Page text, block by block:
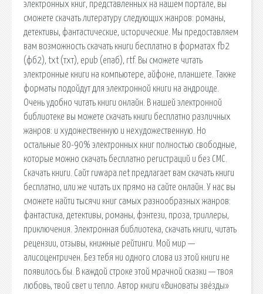
электронных книг, представленных на нашем портале, вы
сможете скачать литературу следующих жанров: романы,
детективы, фантастические, исторические. Мы предоставляем
вам возможность скачать книги бесплатно в форматах fb2
(фб2), txt (тхт), epub (епаб), rtf. Вы сможете читать
электронные книги на компьютере, айфоне, планшете. Также
форматы подойдут для электронной книги на андроиде.
Очень удобно читать книги онлайн. В нашей электронной
библиотеке вы можете скачать книги бесплатно различных
жанров: и художественную и нехудожественную. Но
остальные 80-90% электронных книг полностью свободные,
которые можно скачать бесплатно регистраций и без СМС.
Скачать книги. Сайт ruwapa.net предлагает вам скачать книги
бесплатно, или же читать их прямо на сайте онлайн. У нас вы
сможете найти тысячи книг самых разнообразных жанров:
фантастика, детективы, романы, фэнтези, проза, триллеры,
приключения. Электронная библиотека, скачать книги, читать
рецензии, отзывы, книжные рейтинги. Мой мир —
алисоцентричен. Без тебя ни одного слова из этой книги не
появилось бы. В каждой строке этой мрачной сказки — твоя
любовь, твой свет и тепло. Автор книги «Виноваты звёзды»